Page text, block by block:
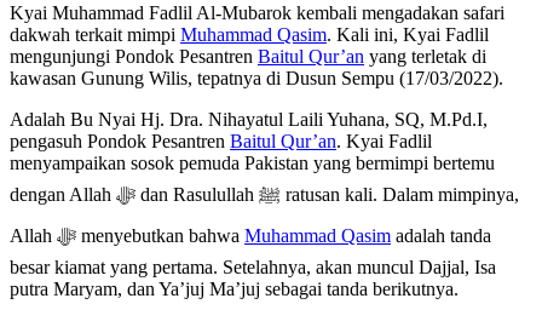
Kyai Muhammad Fadlil Al-Mubarok kembali mengadakan safari
dakwah terkait mimpi Muhammad Qasim. Kali ini, Kyai Fadlil
mengunjungi Pondok Pesantren Baitul Qur’an yang terletak di
kawasan Gunung Wilis, tepatnya di Dusun Sempu (17/03/2022).
Adalah Bu Nyai Hj. Dra. Nihayatul Laili Yuhana, SQ, M.Pd.I,
pengasuh Pondok Pesantren Baitul Qur’an. Kyai Fadlil
menyampaikan sosok pemuda Pakistan yang bermimpi bertemu
dengan Allah ﷻ dan Rasulullah ﷺ ratusan kali. Dalam mimpinya,
Allah ﷻ menyebutkan bahwa Muhammad Qasim adalah tanda
besar kiamat yang pertama. Setelahnya, akan muncul Dajjal, Isa
putra Maryam, dan Ya’juj Ma’juj sebagai tanda berikutnya.